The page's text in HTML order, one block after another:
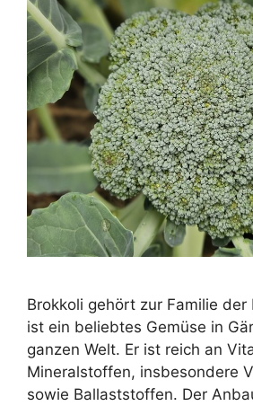
Brokkoli gehört zur Familie der
ist ein beliebtes Gemüse in
ganzen Welt. Er ist reich an
Mineralstoffen, insbesondere
sowie Ballaststoffen. Der